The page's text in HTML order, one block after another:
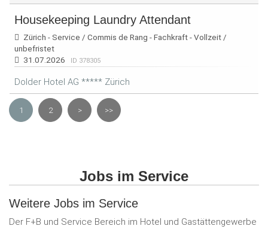
Housekeeping Laundry Attendant
Zürich - Service / Commis de Rang - Fachkraft - Vollzeit /
unbefristet
31.07.2026
ID 378305
Dolder Hotel AG ***** Zürich
1 2 > >>
Jobs im Service
Weitere Jobs im Service
Der F+B und Service Bereich im Hotel und Gastättengewerbe